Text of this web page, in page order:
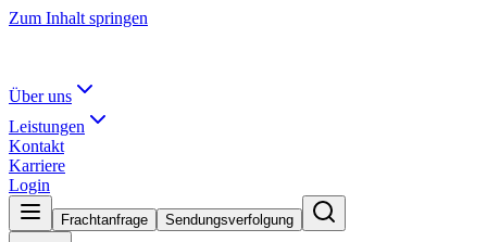
Zum Inhalt springen
Über uns
Leistungen
Kontakt
Karriere
Login
Frachtanfrage Sendungsverfolgung